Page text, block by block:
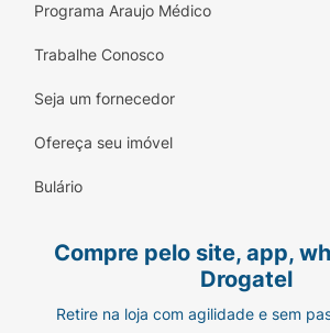
Programa Araujo Médico
Trabalhe Conosco
Seja um fornecedor
Ofereça seu imóvel
Bulário
Compre pelo site, app,
Drogatel
Retire na loja com agilidade e sem